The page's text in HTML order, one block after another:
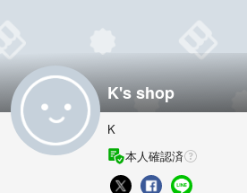
K's shop
K
本人確認済